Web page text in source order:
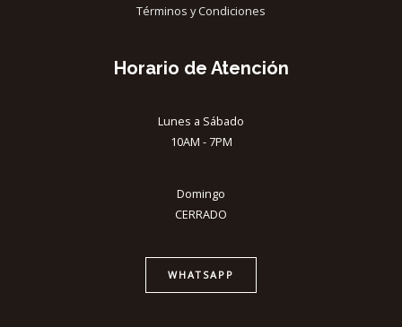
Términos y Condiciones
Horario de Atención
Lunes a Sábado
10AM - 7PM
Domingo
CERRADO
WHATSAPP